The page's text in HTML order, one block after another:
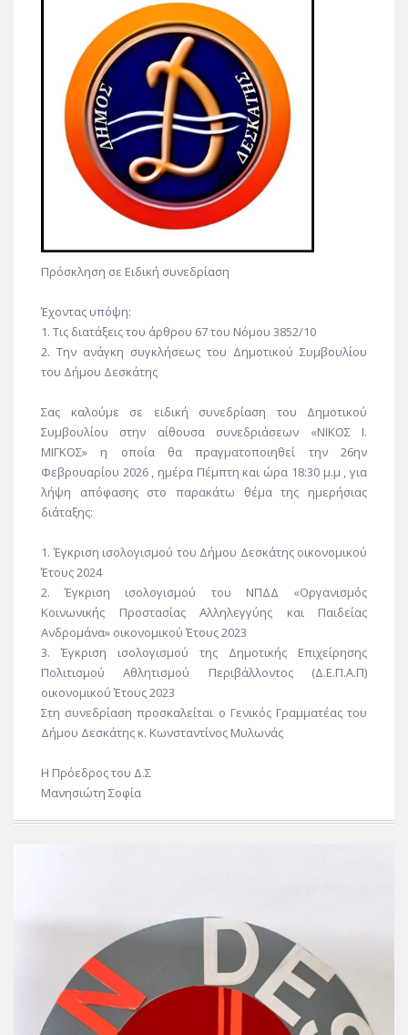
Πρόσκληση σε Ειδική συνεδρίαση
Έχοντας υπόψη:
1. Τις διατάξεις του άρθρου 67 του Νόμου 3852/10
2. Την ανάγκη συγκλήσεως του Δημοτικού Συμβουλίου
του Δήμου Δεσκάτης
Σας καλούμε σε ειδική συνεδρίαση του Δημοτικού
Συμβουλίου στην αίθουσα συνεδριάσεων «ΝΙΚΟΣ Ι.
ΜΙΓΚΟΣ» η οποία θα πραγματοποιηθεί την 26ην
Φεβρουαρίου 2026 , ημέρα Πέμπτη και ώρα 18:30 μ.μ , για
λήψη απόφασης στο παρακάτω θέμα της ημερήσιας
διάταξης:
1. Έγκριση ισολογισμού του Δήμου Δεσκάτης οικονομικού
Έτους 2024
2. Έγκριση ισολογισμού του ΝΠΔΔ «Οργανισμός
Κοινωνικής Προστασίας Αλληλεγγύης και Παιδείας
Ανδρομάνα» οικονομικού Έτους 2023
3. Έγκριση ισολογισμού της Δημοτικής Επιχείρησης
Πολιτισμού Αθλητισμού Περιβάλλοντος (Δ.Ε.Π.Α.Π)
οικονομικού Έτους 2023
Στη συνεδρίαση προσκαλείται ο Γενικός Γραμματέας του
Δήμου Δεσκάτης κ. Κωνσταντίνος Μυλωνάς
Η Πρόεδρος του Δ.Σ
Μανησιώτη Σοφία